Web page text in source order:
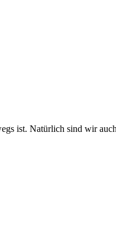
ist. Natürlich sind wir